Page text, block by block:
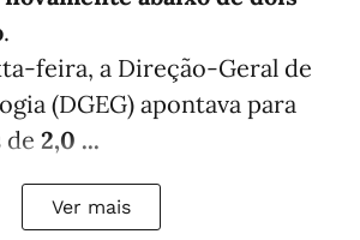
.
feira, a Direção-Geral de
(DGEG) apontava para
de 2,0 ...
Ver mais